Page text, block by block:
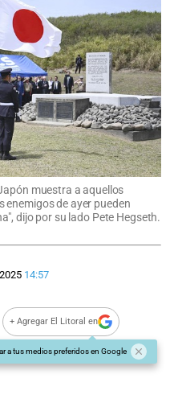
muestra a aquellos
enemigos de ayer pueden
dijo por su lado Pete Hegseth.
14:57
+ Agregar El Litoral en
a tus medios preferidos en Google